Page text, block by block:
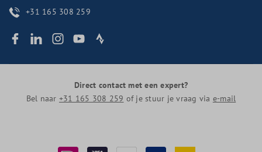
+31 165 308 259
Direct contact met een expert?
Bel naar +31 165 308 259 of je stuur je vraag via e-mail